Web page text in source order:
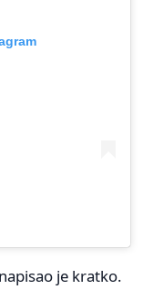
je kratko.